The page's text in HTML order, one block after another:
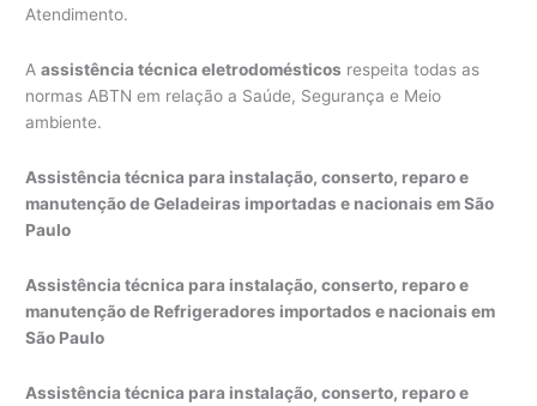
Atendimento.
Aassistência técnica eletrodomésticos respeita todas as
normas ABTN em relação a Saúde, Segurança e Meio
ambiente.
Assistência técnica para instalação, conserto, reparo e
manutenção de Geladeiras importadas e nacionais em São
Paulo
Assistência técnica para instalação, conserto, reparo e
manutenção de Refrigeradores importados e nacionais em
São Paulo
Assistência técnica para instalação, conserto, reparo e